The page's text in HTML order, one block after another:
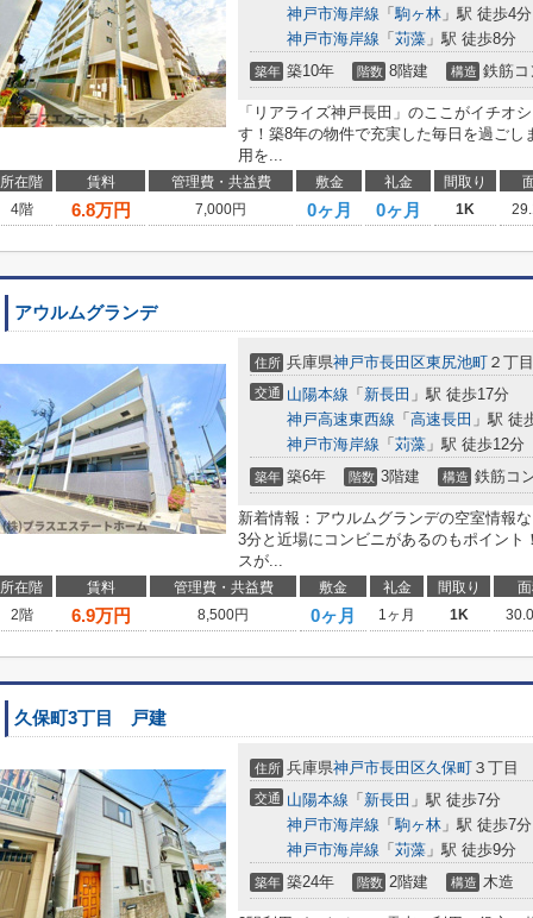
神戸市海岸線 「駒ヶ林 」駅 徒歩4分
神戸市海岸線 「 苅藻 」駅 徒歩8分
築年 築10年 階数 8階建 構造 鉄筋コ
「リアライズ神戸長田」のここがイチオ
す！築8年の物件で充実した毎日を過ご
用を...
所在階 賃料 管理費・共益費 敷金 礼金 間取り
4階
6.8万円 7,000円 0ヶ月 0ヶ月 1K
アウルムグランデ
住所 兵庫県神戸市長田区東尻池町 ２丁目
交通 山陽本線 「 新長田 」駅 徒歩17分
神戸高速東西線 「 高速長田 」駅 徒
神戸市海岸線 「 苅藻 」駅 徒歩12分
築年 築6年 階数 3階建 構造 鉄筋コ
新着情報：アウルムグランデの空室情報
3分と近場にコンビニがあるのもポイント
スが...
所在階 賃料 管理費・共益費 敷金 礼金 間取り
2階
6.9万円 8,500円 0ヶ月 1ヶ月 1K
久保町3丁目 戸建
住所 兵庫県神戸市長田区久保町 ３丁目
交通 山陽本線 「 新長田 」駅 徒歩7分
神戸市海岸線 「駒ヶ林 」駅 徒歩7分
神戸市海岸線 「 苅藻 」駅 徒歩9分
築年 築24年 階数 2階建 構造 木造